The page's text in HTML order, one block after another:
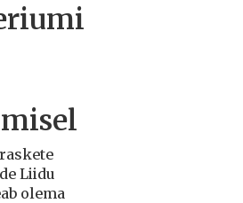
Liidu
olema